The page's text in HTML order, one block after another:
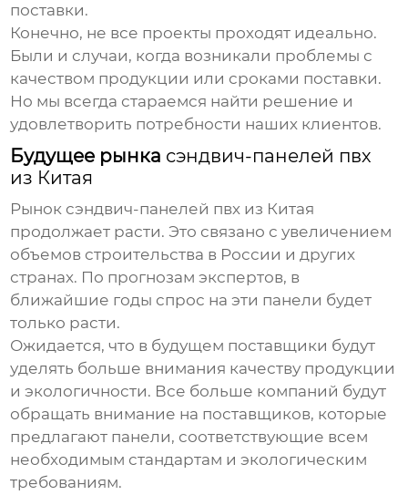
поставки.
Конечно, не все проекты проходят идеально.
Были и случаи, когда возникали проблемы с
качеством продукции или сроками поставки.
Но мы всегда стараемся найти решение и
удовлетворить потребности наших клиентов.
Будущее рынка сэндвич-панелей пвх
из Китая
Рынок сэндвич-панелей пвх из Китая
продолжает расти. Это связано с увеличением
объемов строительства в России и других
странах. По прогнозам экспертов, в
ближайшие годы спрос на эти панели будет
только расти.
Ожидается, что в будущем поставщики будут
уделять больше внимания качеству продукции
и экологичности. Все больше компаний будут
обращать внимание на поставщиков, которые
предлагают панели, соответствующие всем
необходимым стандартам и экологическим
требованиям.